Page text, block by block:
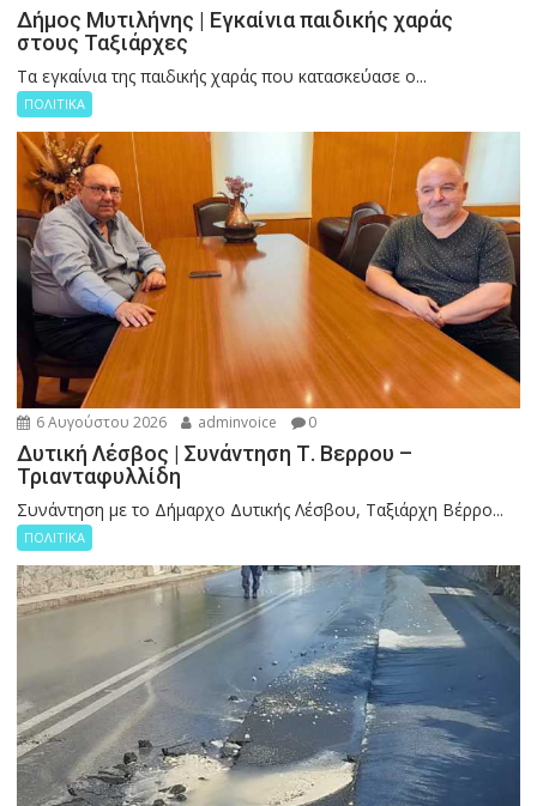
Δήμος Μυτιλήνης | Εγκαίνια παιδικής χαράς
στους Ταξιάρχες
Tα εγκαίνια της παιδικής χαράς που κατασκεύασε ο...
ΠΟΛΙΤΙΚΑ
6 Αυγούστου 2026 adminvoice 0
Δυτική Λέσβος | Συνάντηση Τ. Βερρου –
Τριανταφυλλίδη
Συνάντηση με το Δήμαρχο Δυτικής Λέσβου, Ταξιάρχη Βέρρο...
ΠΟΛΙΤΙΚΑ